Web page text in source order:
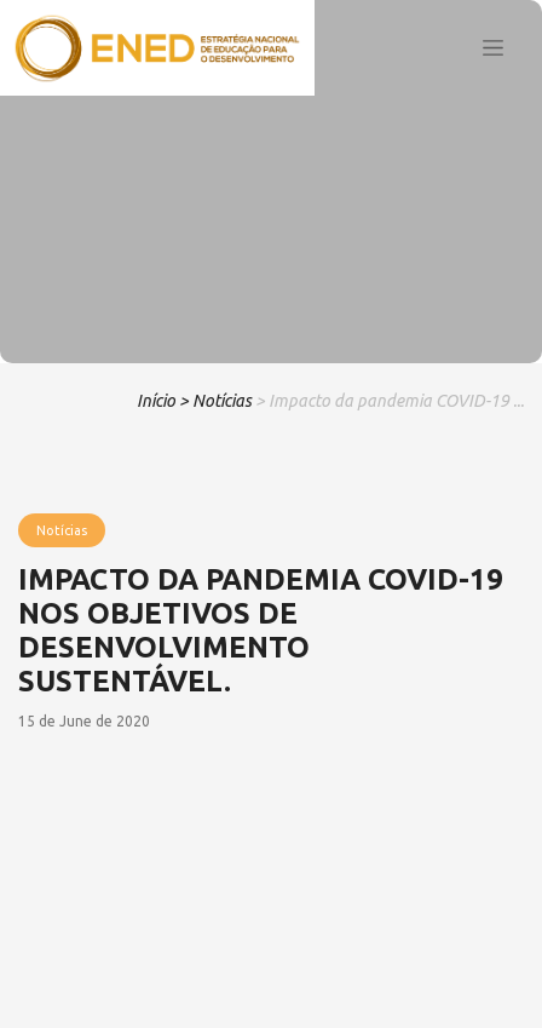
Início > Notícias > Impacto da pandemia COVID-19 ...
Notícias
IMPACTO DA PANDEMIA COVID-19
NOS OBJETIVOS DE
DESENVOLVIMENTO
SUSTENTÁVEL.
15 de June de 2020